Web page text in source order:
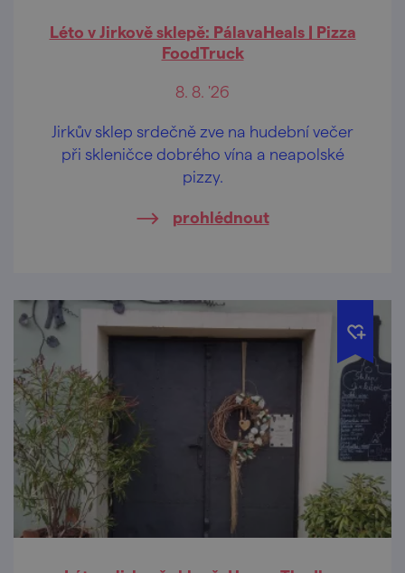
Léto v Jirkově sklepě: PálavaHeals | Pizza
FoodTruck
8. 8. '26
Jirkův sklep srdečně zve na hudební večer
při skleničce dobrého vína a neapolské
pizzy.
prohlédnout